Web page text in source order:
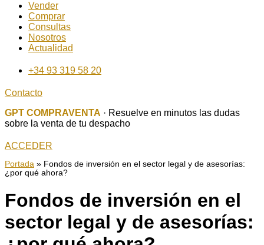
Vender
Comprar
Consultas
Nosotros
Actualidad
+34 93 319 58 20
Contacto
GPT COMPRAVENTA · Resuelve en minutos las dudas
sobre la venta de tu despacho
ACCEDER
Portada » Fondos de inversión en el sector legal y de asesorías:
¿por qué ahora?
Fondos de inversión en el
sector legal y de asesorías: